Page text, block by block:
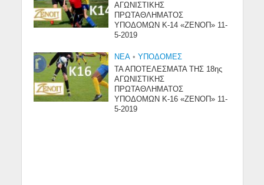
ΑΓΩΝΙΣΤΙΚΗΣ
ΠΡΩΤΑΘΛΗΜΑΤΟΣ
ΥΠΟΔΟΜΩΝ Κ-14 «ΖΕΝΟΠ» 11-
5-2019
NEA • ΥΠΟΔΟΜΈΣ
ΤΑ ΑΠΟΤΕΛΕΣΜΑΤΑ ΤΗΣ 18ης
ΑΓΩΝΙΣΤΙΚΗΣ
ΠΡΩΤΑΘΛΗΜΑΤΟΣ
ΥΠΟΔΟΜΩΝ Κ-16 «ΖΕΝΟΠ» 11-
5-2019